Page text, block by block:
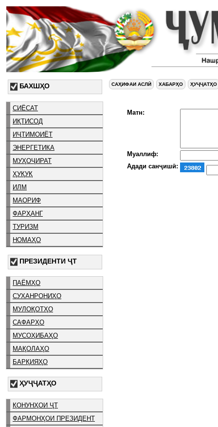
БАХШҲО
СИЁСАТ
ИҚТИСОД
ИҶТИМОИЁТ
ЭНЕРГЕТИКА
МУҲОҶИРАТ
ҲУҚУҚ
ИЛМ
МАОРИФ
ФАРҲАНГ
ТУРИЗМ
НОМАҲО
ПРЕЗИДЕНТИ ҶТ
ПАЁМҲО
СУХАНРОНИҲО
МУЛОҚОТҲО
САФАРҲО
МУСОҲИБАҲО
МАҚОЛАҲО
БАРҚИЯҲО
ҲУҶҶАТҲО
ҚОНУНҲОИ ҶТ
ФАРМОНҲОИ ПРЕЗИДЕНТ
САҲИФАИ АСЛӢ ХАБАРҲО ҲУҶҶАТҲО
Матн:
Муаллиф:
Адади санҷишӣ: